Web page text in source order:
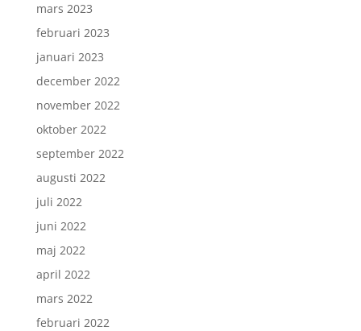
mars 2023
februari 2023
januari 2023
december 2022
november 2022
oktober 2022
september 2022
augusti 2022
juli 2022
juni 2022
maj 2022
april 2022
mars 2022
februari 2022